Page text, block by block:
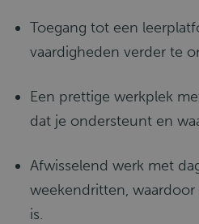
Toegang tot een
vaardigheden verder te
Een prettige werkplek
dat je ondersteunt en
Afwisselend werk met
weekendritten,
is.